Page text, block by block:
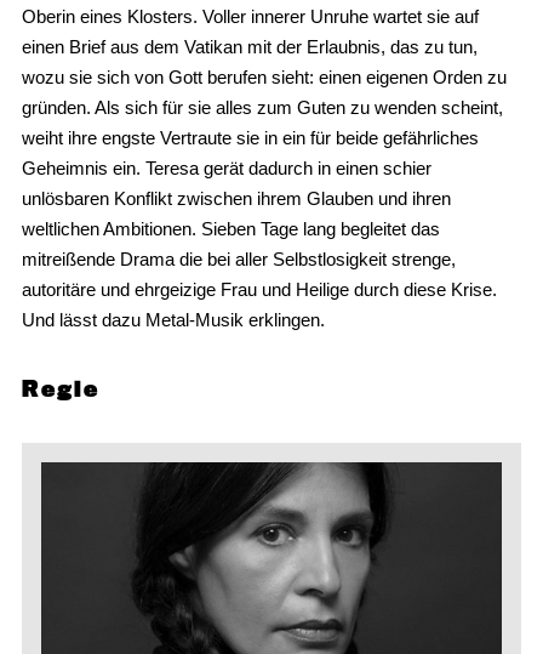
Oberin eines Klosters. Voller innerer Unruhe wartet sie auf
einen Brief aus dem Vatikan mit der Erlaubnis, das zu tun,
wozu sie sich von Gott berufen sieht: einen eigenen Orden zu
gründen. Als sich für sie alles zum Guten zu wenden scheint,
weiht ihre engste Vertraute sie in ein für beide gefährliches
Geheimnis ein. Teresa gerät dadurch in einen schier
unlösbaren Konflikt zwischen ihrem Glauben und ihren
weltlichen Ambitionen. Sieben Tage lang begleitet das
mitreißende Drama die bei aller Selbstlosigkeit strenge,
autoritäre und ehrgeizige Frau und Heilige durch diese Krise.
Und lässt dazu Metal-Musik erklingen.
Regie